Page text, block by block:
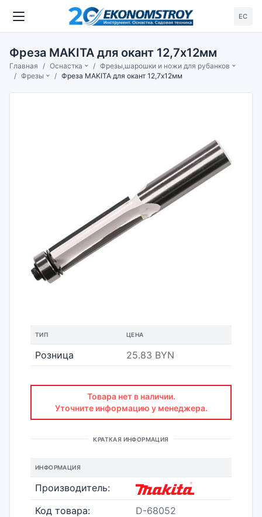
ЕС
Фреза MAKITA для окант 12,7х12мм
Главная Оснастка
Фрезы,шарошки и ножи для рубанков
Фрезы
Фреза MAKITA для окант 12,7х12мм
ТИП ЦЕНА
Розница 25.83 BYN
Товара нет в наличии.
Уточните информацию у менеджера.
КРАТКАЯ ИНФОРМАЦИЯ
ИНФОРМАЦИЯ
Производитель:
Код товара:
D-68052